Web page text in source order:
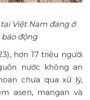
Việt Nam đang ở
động
hơn 17 triệu người
nước không an
chưa qua xử lý,
asen, mangan và